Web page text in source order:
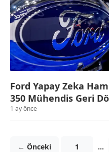
Ford Yapay Zeka
350 Mühendis Geri
1 ay önce
← Önceki 1 …